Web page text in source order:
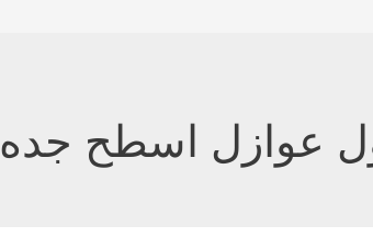
عوازل اسطح جده